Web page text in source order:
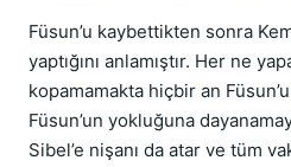
Füsun’u kaybettikten sonra
yaptığını anlamıştır. Her ne
kopamamakta hiçbir an
Füsun’un yokluğuna
Sibel’e nişanı da atar ve tüm